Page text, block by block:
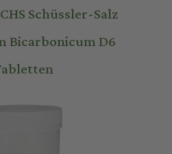
Schüssler-Salz
Bicarbonicum D6